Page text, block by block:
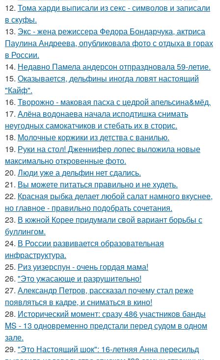
12. Тома харди выписали из секс - символов и записали
в скуфы.
13. Экс - жена режиссера Федора Бондарчука, актриса
Паулина Андреева, опубликовала фото с отдыха в горах
в России.
14. Недавно Памела андерсон отпраздновала 59-летие.
15. Оказывается, дельфины иногда ловят настоящий
"Кайф".
16. Творожно - маковая пасха с цедрой апельсина&мёд.
17. Алёна водонаева начала исподтишка снимать
неугодных самокатчиков и стебать их в сторис.
18. Молочные коржики из детства с ванилью.
19. Руки на стол! Дженнифер лопес выложила новые
максимально откровенные фото.
20. Люди уже а дельфин нет сдались.
21. Вы можете питаться правильно и не худеть.
22. Красная рыбка делает любой салат намного вкуснее,
но главное - правильно подобрать сочетания.
23. В южной Корее придумали свой вариант борьбы с
буллингом.
24. В России развивается образовательная
инфраструктура.
25. Риз уизерспун - очень гордая мама!
26. "Это ужасающе и разрушительно!
27. Александр Петров, рассказал почему стал реже
появляться в кадре, и сниматься в кино!
28. Исторический момент: сразу 486 участников банды
MS - 13 одновременно предстали перед судом в одном
зале.
29. "Это Настоящий шок": 16-летняя Анна пересильд